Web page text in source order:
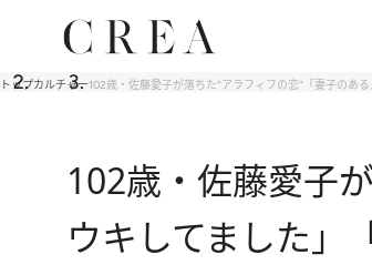
トップカルチャー102歳・佐藤愛子が落ちた“アラフィフの恋”「妻子のあ
102歳・佐藤愛子
ウキしてました」